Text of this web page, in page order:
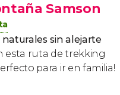
Samson
sin alejarte
esta ruta de trekking
para ir en familia!